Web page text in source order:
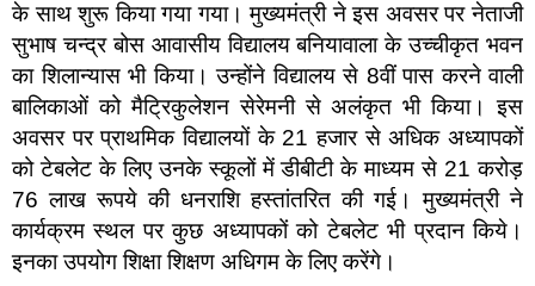
के साथ शुरू किया गया गया। मुख्यमंत्री ने इस अवसर पर नेताजी
सुभाष चन्द्र बोस आवासीय विद्यालय बनियावाला के उच्चीकृत भवन
का शिलान्यास भी किया। उन्होंने विद्यालय से 8वीं पास करने वाली
बालिकाओं को मैट्रिकुलेशन सेरेमनी से अलंकृत भी किया। इस
अवसर पर प्राथमिक विद्यालयों के 21 हजार से अधिक अध्यापकों
को टेबलेट के लिए उनके स्कूलों में डीबीटी के माध्यम से 21 करोड़
76 लाख रूपये की धनराशि हस्तांतरित की गई। मुख्यमंत्री ने
कार्यक्रम स्थल पर कुछ अध्यापकों को टेबलेट भी प्रदान किये।
इनका उपयोग शिक्षा शिक्षण अधिगम के लिए करेंगे।